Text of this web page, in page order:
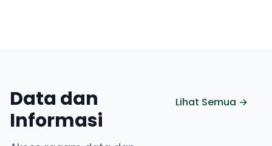
Data dan
Informasi
Lihat Semua →